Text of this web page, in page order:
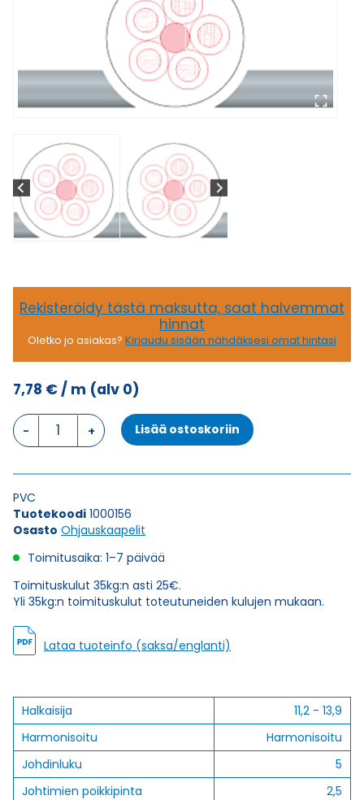
Rekisteröidy tästä maksutta, saat halvemmat
hinnat
Oletko jo asiakas? Kirjaudu sisään nähdäksesi omat hintasi
7,78 €/ m (alv 0)
Ohjauskaapeli
H05VV5-
5G2,5
Lisää ostoskoriin
PVC
Tuotekoodi 1000156
Osasto Ohjauskaapelit
Toimitusaika: 1–7 päivää
Toimituskulut 35kg:n asti 25€.
Yli 35kg:n toimituskulut toteutuneiden kulujen mukaan.
Lataa tuoteinfo (saksa/englanti)
Halkaisija
11,2 - 13,9
Harmonisoitu
Harmonisoitu
Johdinluku
5
Johtimien poikkipinta
2,5